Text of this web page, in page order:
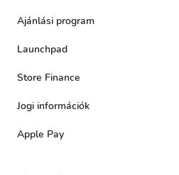
Ajánlási program
Launchpad
Store Finance
Jogi információk
Apple Pay